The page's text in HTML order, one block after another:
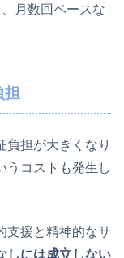
月数回ペースな
担
負担が大きくなり
うコストも発生し
支援と精神的なサ
しには成立しない